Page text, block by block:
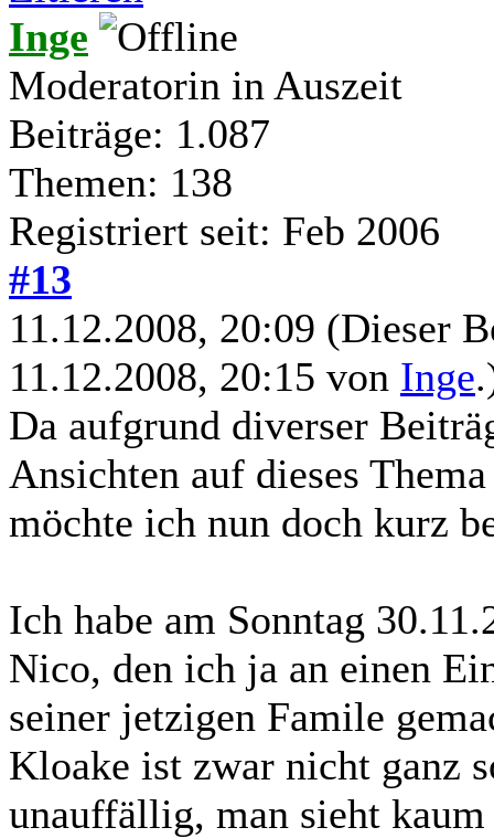
Inge
Moderatorin in Auszeit
Beiträge: 1.087
Themen: 138
Registriert seit: Feb 2006
#13
11.12.2008, 20:09 (Dieser
11.12.2008, 20:15 von Inge
Da aufgrund diverser
Ansichten auf dieses
möchte ich nun doch kurz
Ich habe am Sonntag
Nico, den ich ja an einen
seiner jetzigen Famile
Kloake ist zwar nicht ganz
unauffällig, man sieht kaum